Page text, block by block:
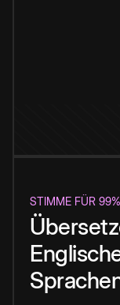
STIMME FÜR